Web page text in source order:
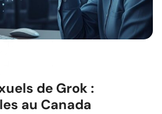
de Grok :
au Canada